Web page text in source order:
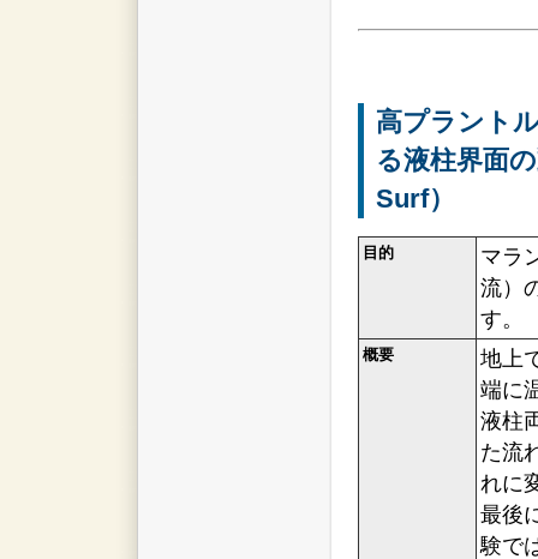
高プラント
る液柱界面
Surf）
目的
マラ
流）
す。
概要
地上
端に
液柱
た流
れに
最後
験で